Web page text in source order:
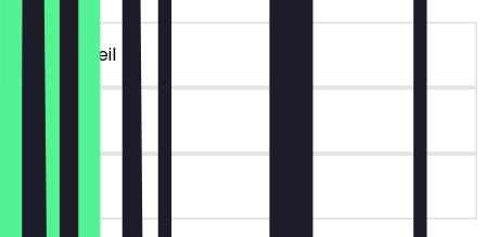
~€ 16 Vorteil
30 Tage
vor Ort